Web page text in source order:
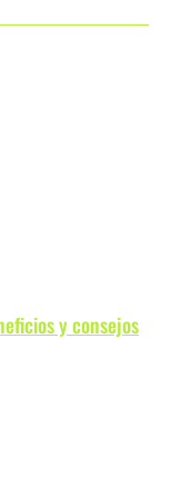
y consejos